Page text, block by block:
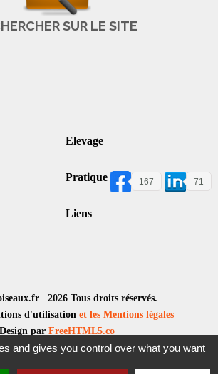
167 71
SUR LE SITE
Elevage
Pratique
Liens
2026 Tous droits réservés.
d'utilisation et les Mentions légales
Design par FreeHTML5.co
and gives you control over what you want